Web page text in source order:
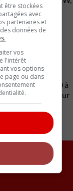
liées à
adaptative
assurer une
de
et une
atteignant le 0 à
est attendue pour
suggèrent une
une
être stockées
avec
partenaires et
données de
vos
l'intérêt
vos options
page ou dans